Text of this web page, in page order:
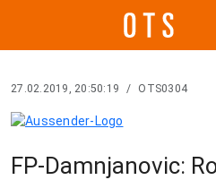
27.02.2019, 20:50:19 / OTS0304
FP-Damnjanovic: